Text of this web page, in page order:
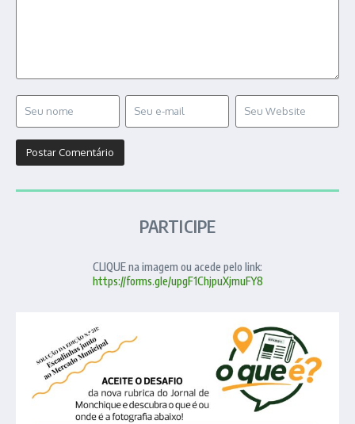
PARTICIPE
CLIQUE na imagem ou acede pelo link:
https://forms.gle/upgF1ChjpuXjmuFY8